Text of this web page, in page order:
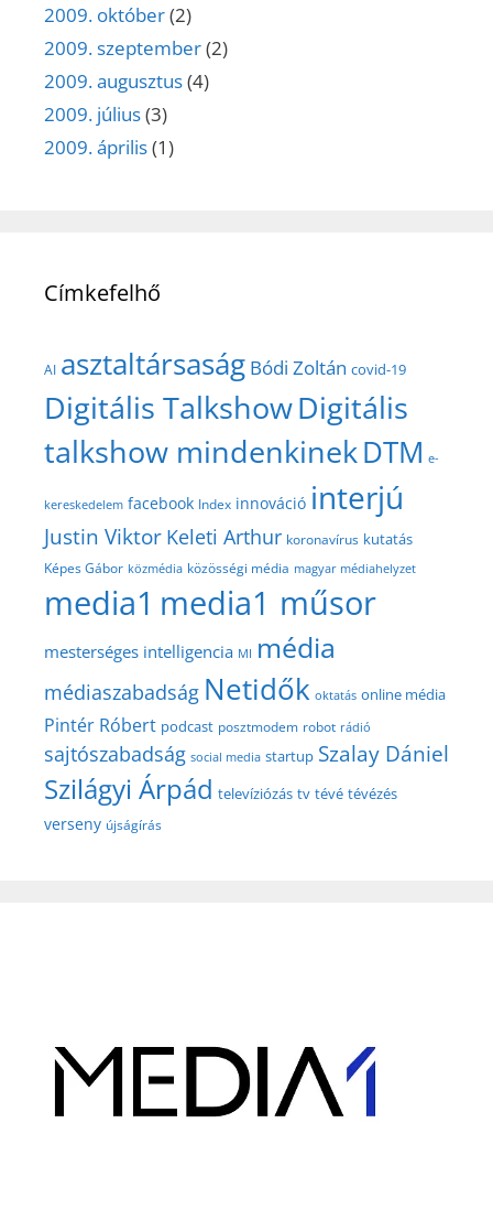
2009. október(2)
2009. szeptember(2)
2009. augusztus(4)
2009. július(3)
2009. április(1)
Címkefelhő
AI asztaltársaság Bódi Zoltán covid-19
Digitális TalkshowDigitális
talkshow mindenkinekDTM e-
kereskedelem facebook Index innováció interjú
Justin Viktor Keleti Arthur koronavírus kutatás
Képes Gábor közmédia közösségi média magyar médiahelyzet
media1 media1 műsor
mesterséges intelligencia MI média
médiaszabadság Netidők oktatás online média
Pintér Róbert podcast posztmodem robot rádió
sajtószabadság social media startup Szalay Dániel
Szilágyi Árpád televíziózás tv tévé tévézés
verseny újságírás